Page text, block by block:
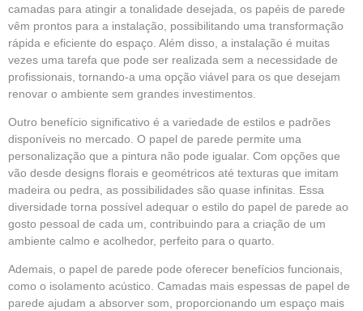
camadas para atingir a tonalidade desejada, os papéis de parede
vêm prontos para a instalação, possibilitando uma transformação
rápida e eficiente do espaço. Além disso, a instalação é muitas
vezes uma tarefa que pode ser realizada sem a necessidade de
profissionais, tornando-a uma opção viável para os que desejam
renovar o ambiente sem grandes investimentos.
Outro benefício significativo é a variedade de estilos e padrões
disponíveis no mercado. O papel de parede permite uma
personalização que a pintura não pode igualar. Com opções que
vão desde designs florais e geométricos até texturas que imitam
madeira ou pedra, as possibilidades são quase infinitas. Essa
diversidade torna possível adequar o estilo do papel de parede ao
gosto pessoal de cada um, contribuindo para a criação de um
ambiente calmo e acolhedor, perfeito para o quarto.
Ademais, o papel de parede pode oferecer benefícios funcionais,
como o isolamento acústico. Camadas mais espessas de papel de
parede ajudam a absorver som, proporcionando um espaço mais